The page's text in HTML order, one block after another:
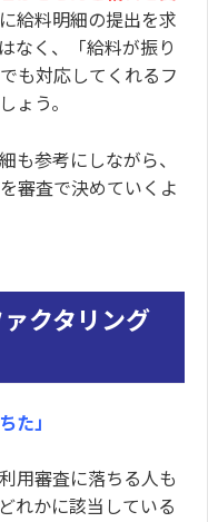
給料明細の提出を求
なく、「給料が振り
も対応してくれるフ
ょう。
も参考にしながら、
審査で決めていくよ
クタリング
た」
用審査に落ちる人も
れかに該当している